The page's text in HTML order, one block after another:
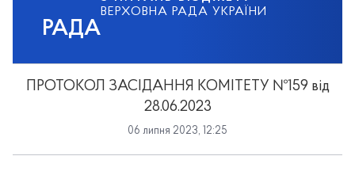
РАДА
ВЕРХОВНА РАДА УКРАЇНИ
ПРОТОКОЛ ЗАСІДАННЯ КОМІТЕТУ №159 від
28.06.2023
06 липня 2023, 12:25